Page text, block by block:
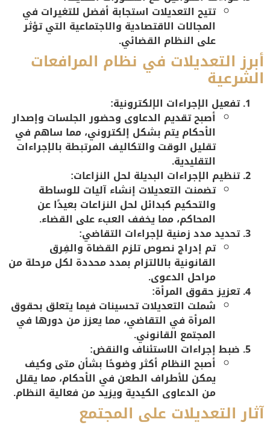
تتيح التعديلات استجابة أفضل للتغيرات في
المجالات الاقتصادية والاجتماعية التي تؤثر
على النظام القضائي.
أبرز التعديلات في نظام المرافعات
الشرعية
تفعيل الإجراءات الإلكترونية:
أصبح تقديم الدعاوى وحضور الجلسات وإصدار
الأحكام يتم بشكل إلكتروني، مما ساهم في
تقليل الوقت والتكاليف المرتبطة بالإجراءات
التقليدية.
تنظيم الإجراءات البديلة لحل النزاعات:
تضمنت التعديلات إنشاء آليات للوساطة
والتحكيم كبدائل لحل النزاعات بعيدًا عن
المحاكم، مما يخفف العبء على القضاء.
تحديد مدد زمنية لإجراءات التقاضي:
تم إدراج نصوص تلزم القضاة والفِرق
القانونية بالالتزام بمدد محددة لكل مرحلة من
مراحل الدعوى.
تعزيز حقوق المرأة:
شملت التعديلات تحسينات فيما يتعلق بحقوق
المرأة في التقاضي، مما يعزز من دورها في
المجتمع القانوني.
ضبط إجراءات الاستئناف والنقض:
أصبح النظام أكثر وضوحًا بشأن متى وكيف
يمكن للأطراف الطعن في الأحكام، مما يقلل
من الدعاوى الكيدية ويزيد من فعالية النظام.
آثار التعديلات على المجتمع